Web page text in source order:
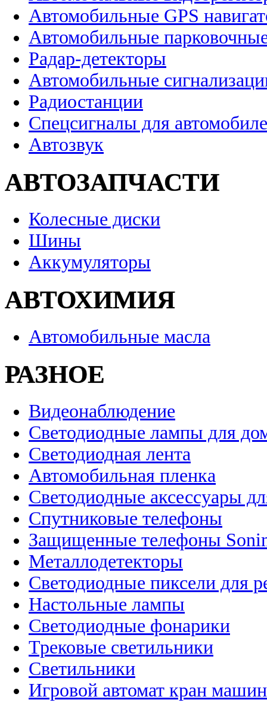
Автомобильные GPS
Автомобильные
Радар-детекторы
Автомобильные
Радиостанции
Спецсигналы для
Автозвук
АВТОЗАПЧАСТИ
Колесные диски
Шины
Аккумуляторы
АВТОХИМИЯ
Автомобильные масла
РАЗНОЕ
Видеонаблюдение
Светодиодные лампы для
Светодиодная лента
Автомобильная пленка
Светодиодные аксессуары
Спутниковые телефоны
Защищенные телефоны
Металлодетекторы
Светодиодные пиксели для
Настольные лампы
Светодиодные фонарики
Трековые светильники
Светильники
Игровой автомат кран